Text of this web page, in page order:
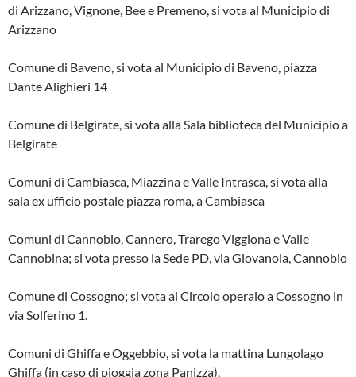
di Arizzano, Vignone, Bee e Premeno, si vota al Municipio di
Arizzano
Comune di Baveno, si vota al Municipio di Baveno, piazza
Dante Alighieri 14
Comune di Belgirate, si vota alla Sala biblioteca del Municipio a
Belgirate
Comuni di Cambiasca, Miazzina e Valle Intrasca, si vota alla
sala ex ufficio postale piazza roma, a Cambiasca
Comuni di Cannobio, Cannero, Trarego Viggiona e Valle
Cannobina; si vota presso la Sede PD, via Giovanola, Cannobio
Comune di Cossogno; si vota al Circolo operaio a Cossogno in
via Solferino 1.
Comuni di Ghiffa e Oggebbio, si vota la mattina Lungolago
Ghiffa (in caso di pioggia zona Panizza),